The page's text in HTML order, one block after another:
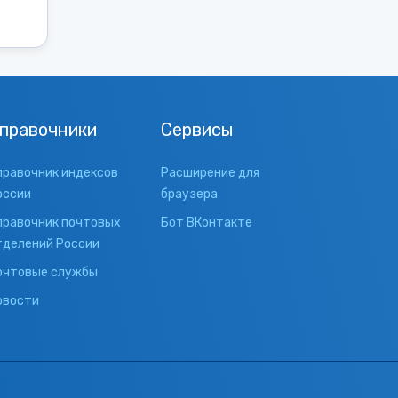
индексов
почтовых
России
службы
Сервисы
Расширение для
браузера
Бот ВКонтакте